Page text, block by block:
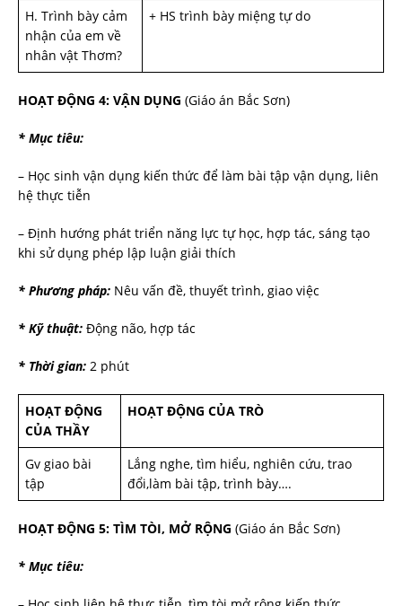
H. Trình bày cảm
nhận của em về
nhân vật Thơm?
+ HS trình bày miệng tự do
HOẠT ĐỘNG 4: VẬN DỤNG (Giáo án Bắc Sơn)
* Mục tiêu:
– Học sinh vận dụng kiến thức để làm bài tập vận dụng, liên
hệ thực tiễn
– Định hướng phát triển năng lực tự học, hợp tác, sáng tạo
khi sử dụng phép lập luận giải thích
* Phương pháp: Nêu vấn đề, thuyết trình, giao việc
* Kỹ thuật: Động não, hợp tác
* Thời gian: 2 phút
HOẠT ĐỘNG
CỦA THẦY
HOẠT ĐỘNG CỦA TRÒ
Gv giao bài
tập
Lắng nghe, tìm hiểu, nghiên cứu, trao
đổi,làm bài tập, trình bày….
HOẠT ĐỘNG 5: TÌM TÒI, MỞ RỘNG (Giáo án Bắc Sơn)
* Mục tiêu: